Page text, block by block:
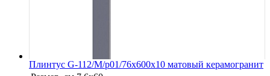
Плинтус G-112/М/p01/76x600x10 матовый керамогранит